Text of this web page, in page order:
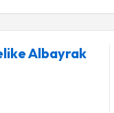
Albayrak